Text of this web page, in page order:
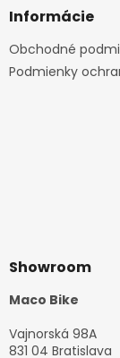
Informácie
Obchodné
Podmienky
Showroom
Maco Bike
Vajnorská 98A
831 04 Bratislava